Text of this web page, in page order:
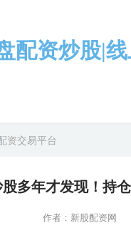
资交易平台
股多年才发现！持
作者：新股配资网